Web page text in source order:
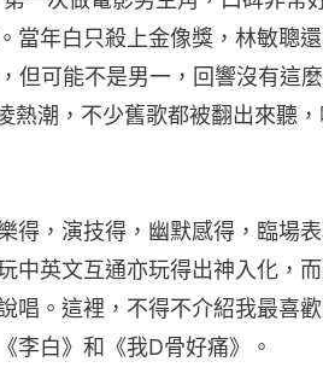
當年白只殺上金像獎，林敏聰
但可能不是男一，回響沒有這
熱潮，不少舊歌都被翻出來聽
得，演技得，幽默感得，臨場
中英文互通亦玩得出神入化，而
唱。這裡，不得不介紹我最喜
白》和《我D骨好痛》。